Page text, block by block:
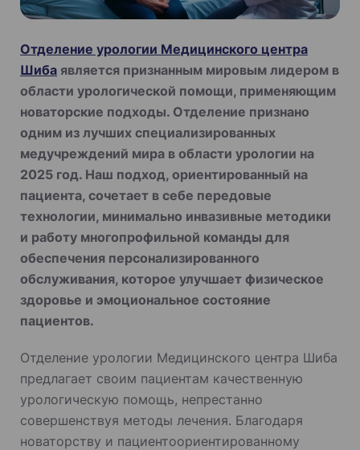
Отделение урологии Медицинского центра
Шиба является признанным мировым лидером в
области урологической помощи, применяющим
новаторские подходы. Отделение признано
одним из лучших специализированных
медучреждений мира в области урологии на
2025 год. Наш подход, ориентированный на
пациента, сочетает в себе передовые
технологии, минимально инвазивные методики
и работу многопрофильной команды для
обеспечения персонализированного
обслуживания, которое улучшает физическое
здоровье и эмоциональное состояние
пациентов.
Отделение урологии Медицинского центра Шиба
предлагает своим пациентам качественную
урологическую помощь, непрестанно
совершенствуя методы лечения. Благодаря
новаторству и пациентоориентированному